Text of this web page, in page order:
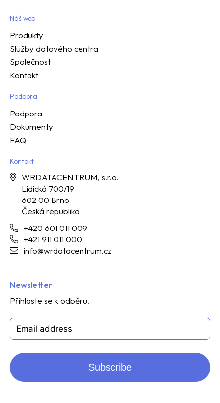
Náš web
Produkty
Služby datového centra
Společnost
Kontakt
Podpora
Podpora
Dokumenty
FAQ
Kontakt
WRDATACENTRUM, s.r.o.
Lidická 700/19
602 00 Brno
Česká republika
+420 601 011 009
+421 911 011 000
info@wrdatacentrum.cz
Newsletter
Přihlaste se k odběru.
Subscribe